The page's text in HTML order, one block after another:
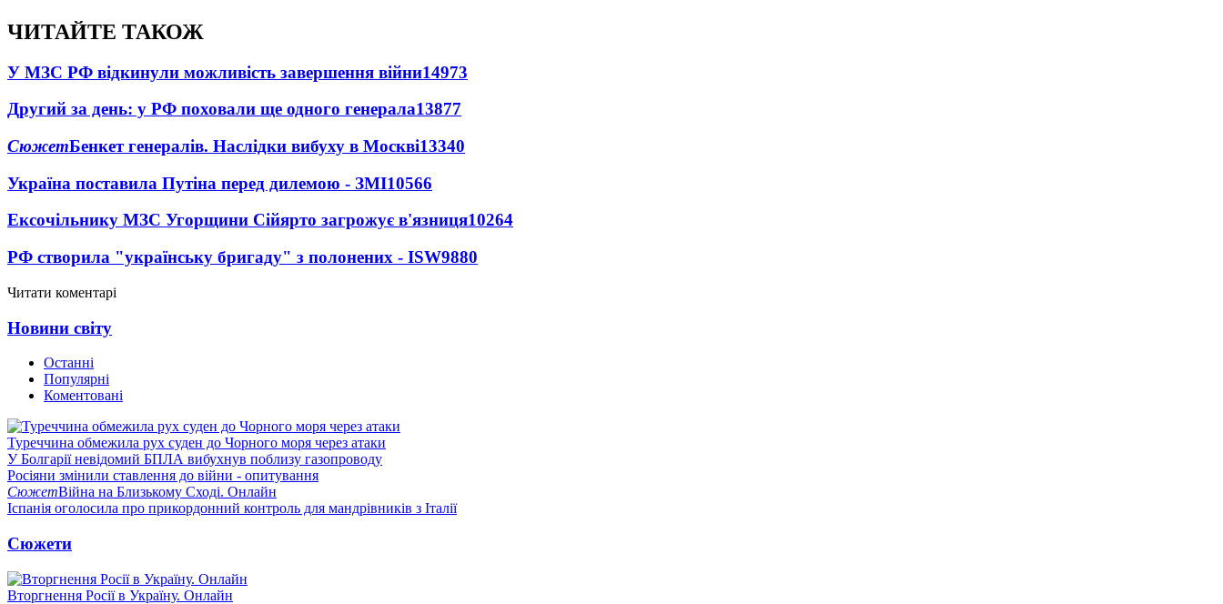
ЧИТАЙТЕ ТАКОЖ
У МЗС РФ відкинули можливість завершення війни14973
Другий за день: у РФ поховали ще одного генерала13877
СюжетБенкет генералів. Наслідки вибуху в Москві13340
Україна поставила Путіна перед дилемою - ЗМІ10566
Ексочільнику МЗС Угорщини Сійярто загрожує в'язниця10264
РФ створила "українську бригаду" з полонених - ISW9880
Читати коментарі
Новини світу
Останні
Популярні
Коментовані
Туреччина обмежила рух суден до Чорного моря через атаки
У Болгарії невідомий БПЛА вибухнув поблизу газопроводу
Росіяни змінили ставлення до війни - опитування
СюжетВійна на Близькому Сході. Онлайн
Іспанія оголосила про прикордонний контроль для мандрівників з Італії
Сюжети
Вторгнення Росії в Україну. Онлайн